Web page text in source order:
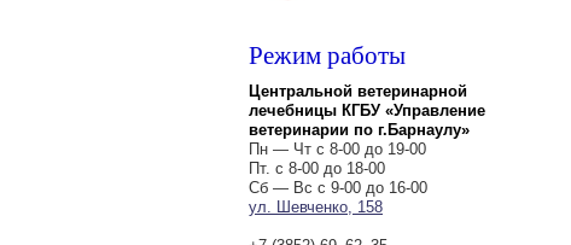
Режим работы
Центральной ветеринарной
лечебницы КГБУ «Управление
ветеринарии по г.Барнаулу»
Пн — Чт с 8-00 до 19-00
Пт. с 8-00 до 18-00
Сб — Вс с 9-00 до 16-00
ул. Шевченко, 158